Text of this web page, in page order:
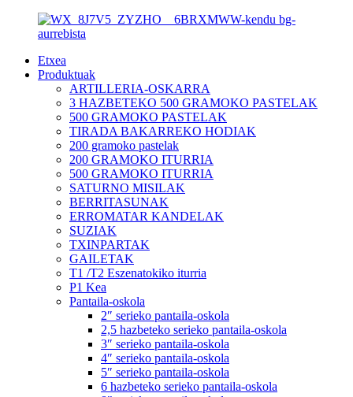
Etxea
Produktuak
ARTILLERIA-OSKARRA
3 HAZBETEKO 500 GRAMOKO PASTELAK
500 GRAMOKO PASTELAK
TIRADA BAKARREKO HODIAK
200 gramoko pastelak
200 GRAMOKO ITURRIA
500 GRAMOKO ITURRIA
SATURNO MISILAK
BERRITASUNAK
ERROMATAR KANDELAK
SUZIAK
TXINPARTAK
GAILETAK
T1 /T2 Eszenatokiko iturria
P1 Kea
Pantaila-oskola
2″ serieko pantaila-oskola
2,5 hazbeteko serieko pantaila-oskola
3″ serieko pantaila-oskola
4″ serieko pantaila-oskola
5″ serieko pantaila-oskola
6 hazbeteko serieko pantaila-oskola